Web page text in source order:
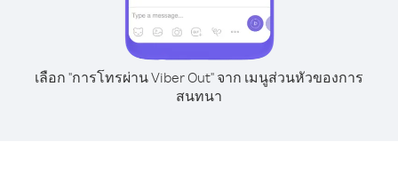
เลือก "การโทรผ่าน Viber Out" จาก เมนูส่วนหัวของการ
สนทนา